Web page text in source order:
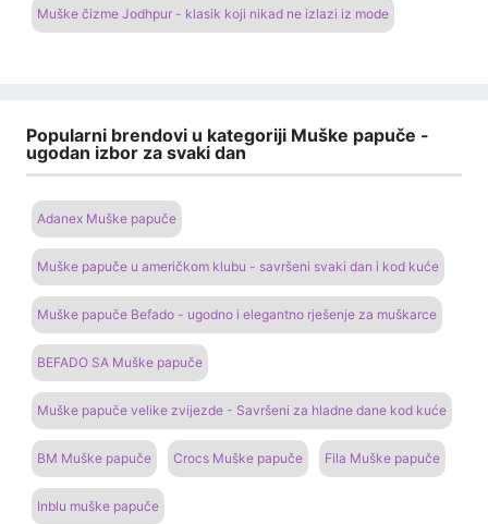
Muške čizme Jodhpur - klasik koji nikad ne izlazi iz mode
Popularni brendovi u kategoriji Muške papuče -
ugodan izbor za svaki dan
Adanex Muške papuče
Muške papuče u američkom klubu - savršeni svaki dan i kod kuće
Muške papuče Befado - ugodno i elegantno rješenje za muškarce
BEFADO SA Muške papuče
Muške papuče velike zvijezde - Savršeni za hladne dane kod kuće
BM Muške papuče Crocs Muške papuče Fila Muške papuče
Inblu muške papuče